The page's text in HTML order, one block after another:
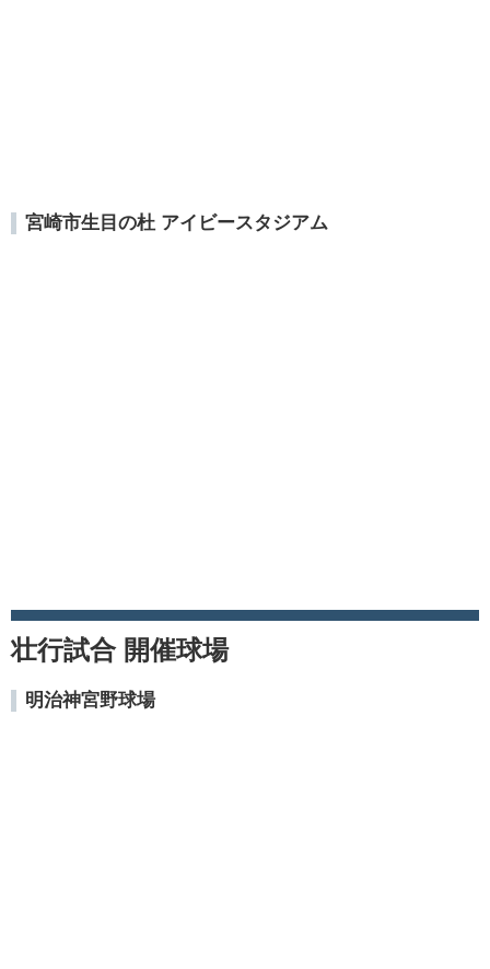
宮崎市生目の杜 アイビースタジアム
壮行試合 開催球場
明治神宮野球場